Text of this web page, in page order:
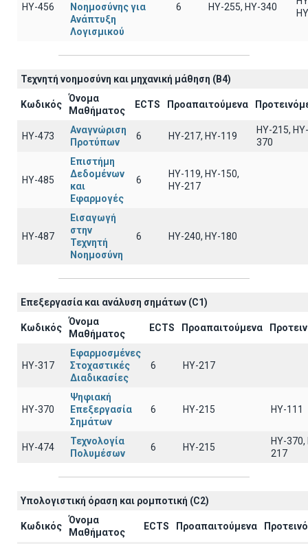
ΗΥ-456
Νοημοσύνης για
Ανάπτυξη
Λογισμικού
6 ΗΥ-255, ΗΥ-340
Τεχνητή νοημοσύνη και μηχανική μάθηση (B4)
Κωδικός
Όνομα
Μαθήματος
ECTS Προαπαιτούμενα
ΗΥ-473
Αναγνώριση
Προτύπων
6 HY-217, HY-119
HY-215, HY-
370
ΗΥ-485
Επιστήμη
Δεδομένων
και
Εφαρμογές
6
ΗΥ-119, ΗΥ-150,
ΗΥ-217
ΗΥ-487
Εισαγωγή
στην
Τεχνητή
Νοημοσύνη
6 HY-240, HY-180
Επεξεργασία και ανάλυση σημάτων (C1)
Κωδικός
Όνομα
Μαθήματος
ECTS Προαπαιτούμενα
ΗΥ-317
Εφαρμοσμένες
Στοχαστικές
Διαδικασίες
6 HY-217
ΗΥ-370
Ψηφιακή
Επεξεργασία
Σημάτων
6 HY-215 HY-111
ΗΥ-474
Τεχνολογία
Πολυμέσων
6 HY-215
HY-370,
217
Υπολογιστική όραση και ρομποτική (C2)
Κωδικός
Όνομα
Μαθήματος
ECTS Προαπαιτούμενα